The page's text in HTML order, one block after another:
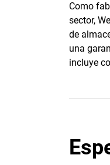
Como
sector,
de
una
incluye